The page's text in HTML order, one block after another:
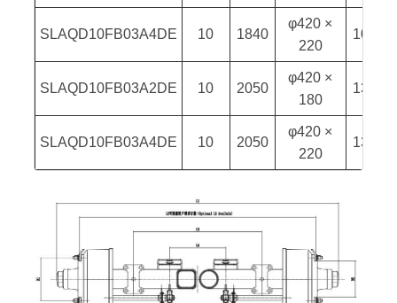
SLAQD10FB03A4DE 10 1840
φ420 ×
220
1000
SLAQD10FB03A2DE 10 2050
φ420 ×
180
1300
SLAQD10FB03A4DE 10 2050
φ420 ×
220
1300